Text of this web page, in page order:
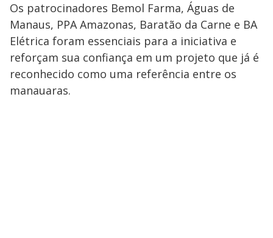
Os patrocinadores Bemol Farma, Águas de
Manaus, PPA Amazonas, Baratão da Carne e BA
Elétrica foram essenciais para a iniciativa e
reforçam sua confiança em um projeto que já é
reconhecido como uma referência entre os
manauaras.